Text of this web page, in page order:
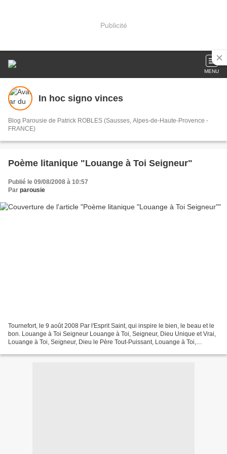
Publicité
MENU
In hoc signo vinces
Blog Parousie de Patrick ROBLES (Sausses, Alpes-de-Haute-Provence -
FRANCE)
Poème litanique "Louange à Toi Seigneur"
Publié le 09/08/2008 à 10:57
Par parousie
Tournefort, le 9 août 2008 Par l'Esprit Saint, qui inspire le bien, le beau et le
bon. Louange à Toi Seigneur Louange à Toi, Seigneur, Dieu Unique et Vrai,
Louange à Toi, Seigneur, Dieu le Père Tout-Puissant, Louange à Toi,